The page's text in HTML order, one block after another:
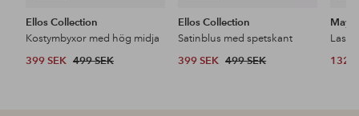
Ellos Collection
Kostymbyxor med hög midja
399 SEK 499 SEK
Ellos Collection
Satinblus med spetskant
399 SEK 499 SEK 132